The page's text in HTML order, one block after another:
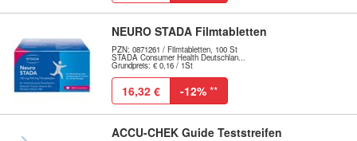
NEURO STADA Filmtabletten
PZN: 0871261 / Filmtabletten, 100 St
STADA Consumer Health Deutschlan...
Grundpreis: € 0,16 / 1St
16,32 € -12% **
ACCU-CHEK Guide Teststreifen